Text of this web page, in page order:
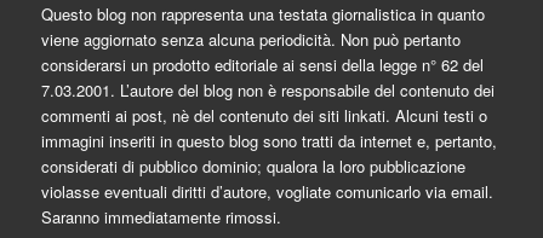
Questo blog non rappresenta una testata giornalistica in quanto
viene aggiornato senza alcuna periodicità. Non può pertanto
considerarsi un prodotto editoriale ai sensi della legge n° 62 del
7.03.2001. L’autore del blog non è responsabile del contenuto dei
commenti ai post, nè del contenuto dei siti linkati. Alcuni testi o
immagini inseriti in questo blog sono tratti da internet e, pertanto,
considerati di pubblico dominio; qualora la loro pubblicazione
violasse eventuali diritti d’autore, vogliate comunicarlo via email.
Saranno immediatamente rimossi.